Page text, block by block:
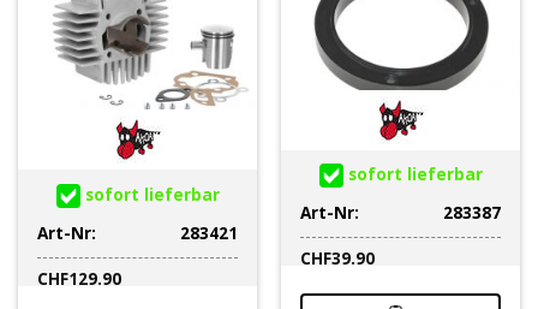
sofort lieferbar
Art-Nr:
283421
CHF129.90
sofort lieferbar
Art-Nr:
283387
CHF39.90